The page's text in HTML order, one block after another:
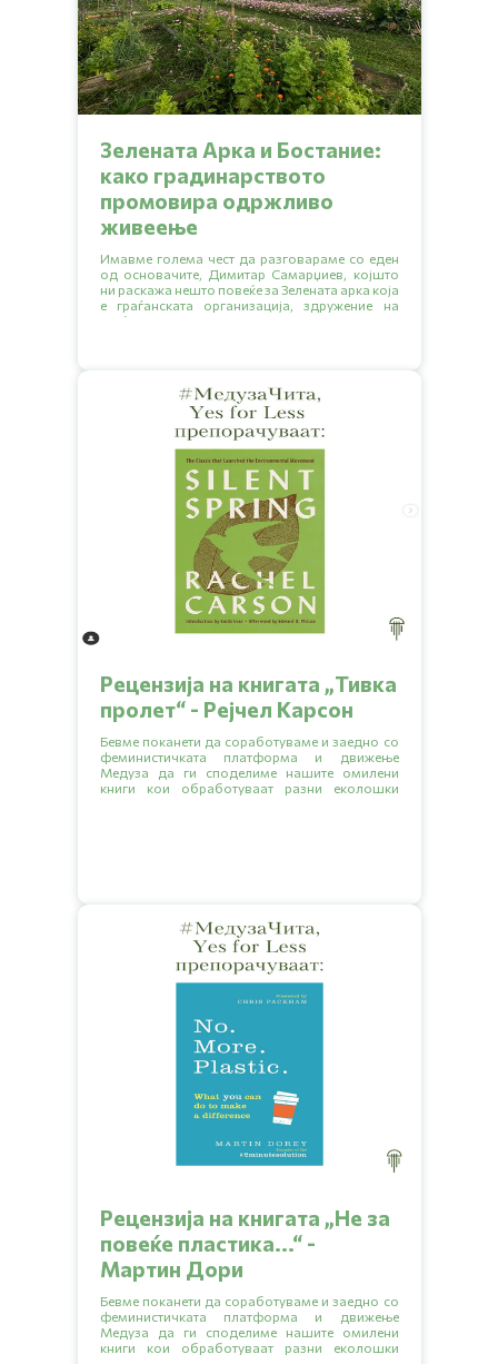
Зелената Арка и Бостание:
како градинарството
промовира одржливо
живеење
Имавме голема чест да разговараме со еден
од основачите, Димитар Самарџиев, којшто
ни раскажа нешто повеќе за Зелената арка која
е граѓанската организација, здружение на
граѓани или невладина организација
Скопје“. Во овој разговор ќе дознаеме повеќе
за нивната инспирација, мисија и визија за
иднината. Ќе откриеме заедно како започнало
се, кои се предизвиците со кои се соочуваат и
какви совети имаат за сите нас. Подгответе се
за кратко читање и инспирација од нив за
создавање на поголеми еколошки навики.
Рецензија на книгата „Тивка
пролет“ - Рејчел Карсон
Бевме поканети да соработуваме и заедно со
феминистичката платформа и движење
Медуза да ги споделиме нашите омилени
книги кои обработуваат разни еколошки
Рецензија на книгата „Hе за
повеќе пластика...“ -
Мартин Дори
Бевме поканети да соработуваме и заедно со
феминистичката платформа и движење
Медуза да ги споделиме нашите омилени
книги кои обработуваат разни еколошки